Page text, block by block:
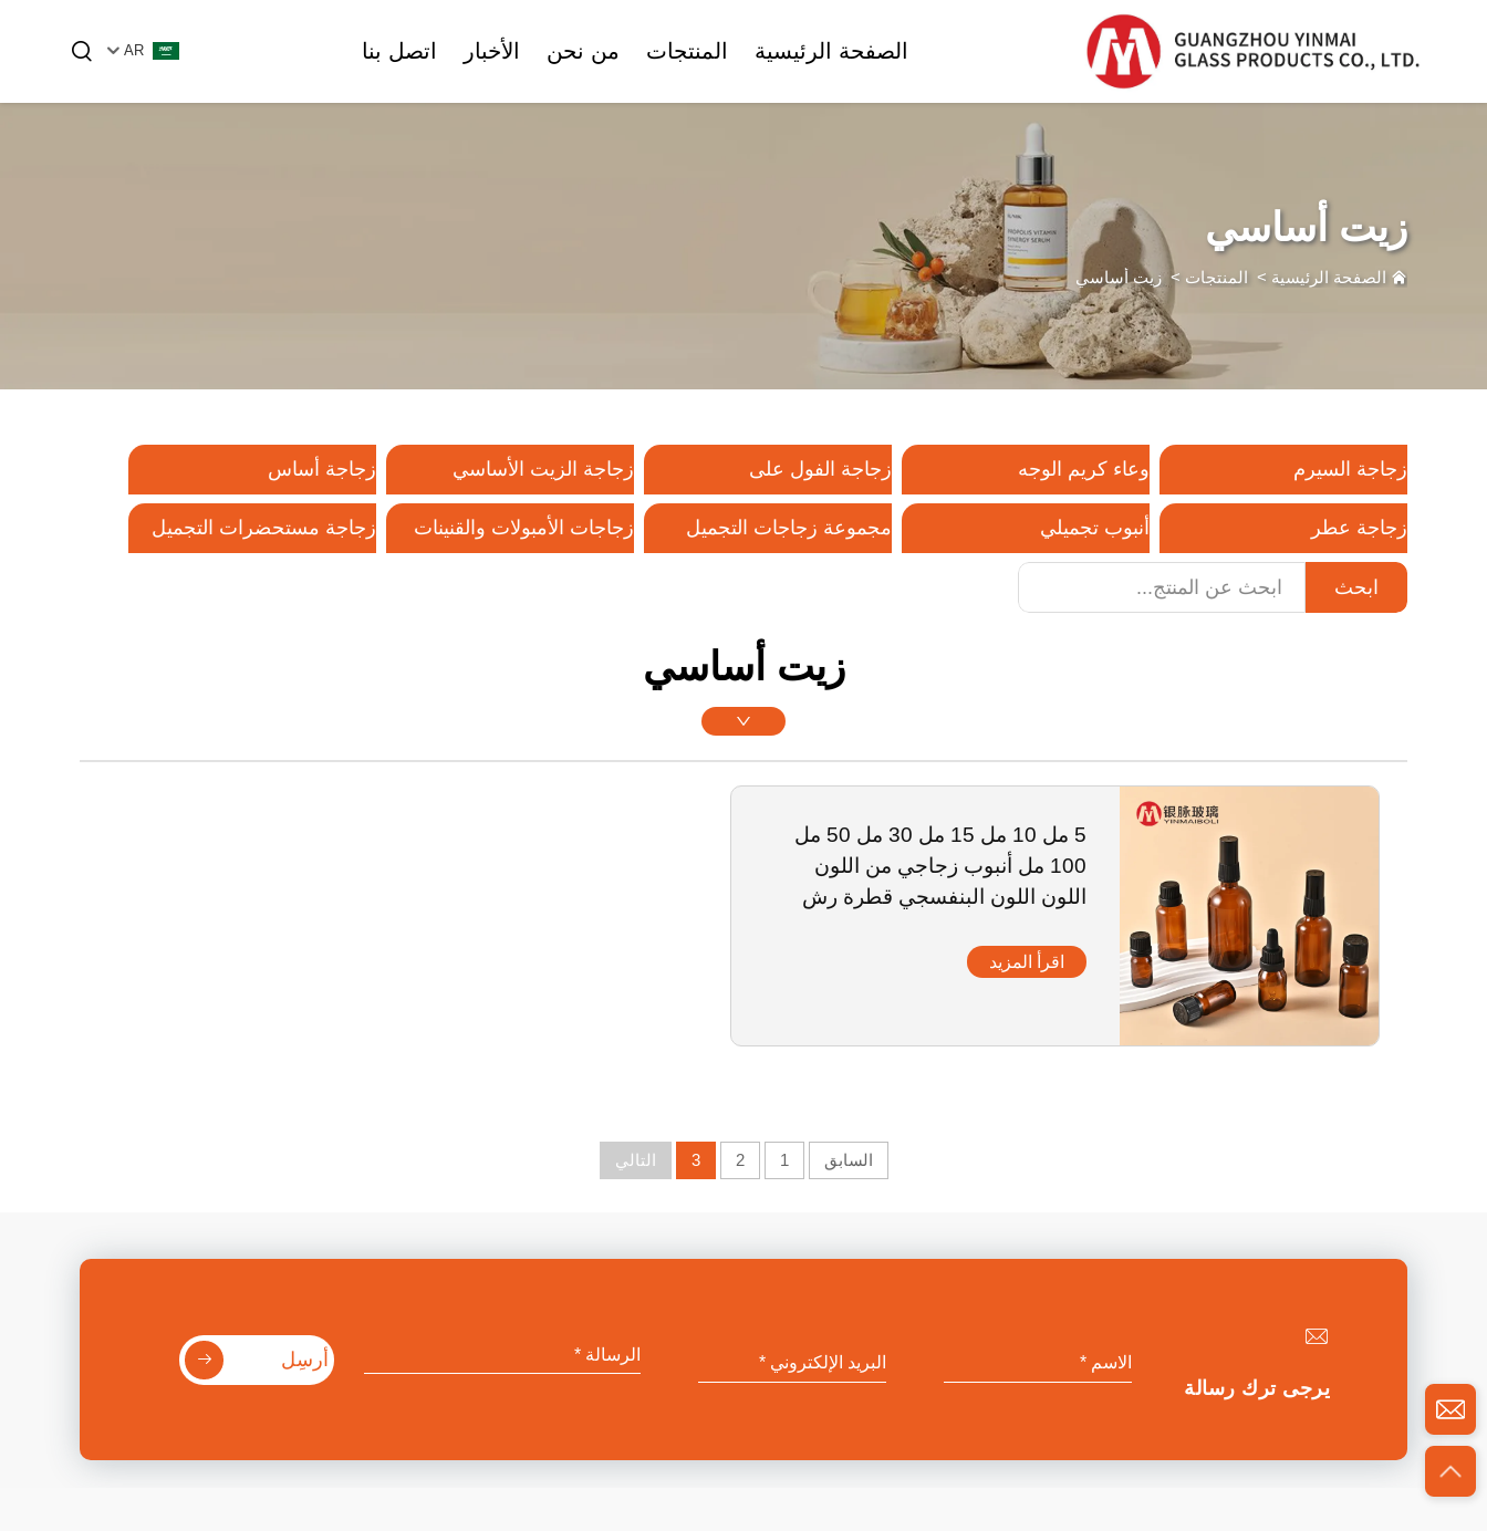
الصفحة الرئيسية المنتجات
زجاجة بلاستيكية
بدripper
وعاء كريم الوجه
زجاجة عطر أنبوب تجميلي
أمبول
من نحن الأخبار اتصل بنا AR
زيت أساسي
الصفحة الرئيسية > المنتجات > زيت أساسي
زجاجة السيرم وعاء كريم الوجه زجاجة الفول على زجاجة الزيت الأساسي زجاجة أساس
زجاجة عطر أنبوب تجميلي مجموعة زجاجات التجميل زجاجات الأمبولات والقنينات زجاجة مستحضرات التجميل
ابحث
زيت أساسي
5 مل 10 مل 15 مل 30 مل 50 مل
100 مل أنبوب زجاجي من اللون
اللون اللون البنفسجي قطرة رش
اقرأ المزيد
السابق 1
2
3 التالي
يرجى ترك رسالة
أرسِل